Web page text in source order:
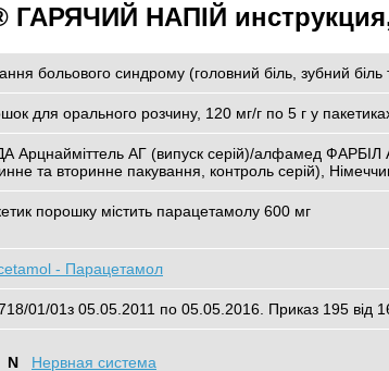
НАПІЙ инструкция,
больового синдрому (головний біль, зубний біль
для орального розчину, 120 мг/г по 5 г у
Арцнайміттель АГ (випуск серій)/алфамед ФАРБІЛ
та вторинне пакування, контроль серій),
порошку містить парацетамолу 600 мг
- Парацетамол
01/01з 05.05.2011 по 05.05.2016. Приказ 195 від
N
Нервная система